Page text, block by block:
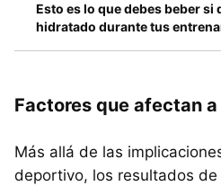
Esto es lo que debes beber si
hidratado durante tus
Factores que afectan
Más allá de las
deportivo, los resultados